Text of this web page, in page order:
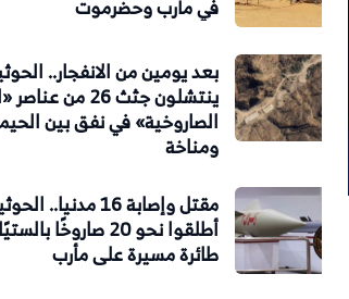
في مأرب وحضرموت
بعد يومين من الانفجار..
ينتشلون جثث 26 من
الصاروخية» في نفق بين
ومناخة
مقتل وإصابة 16 مدنيا..
طائرة مسيرة على مأرب